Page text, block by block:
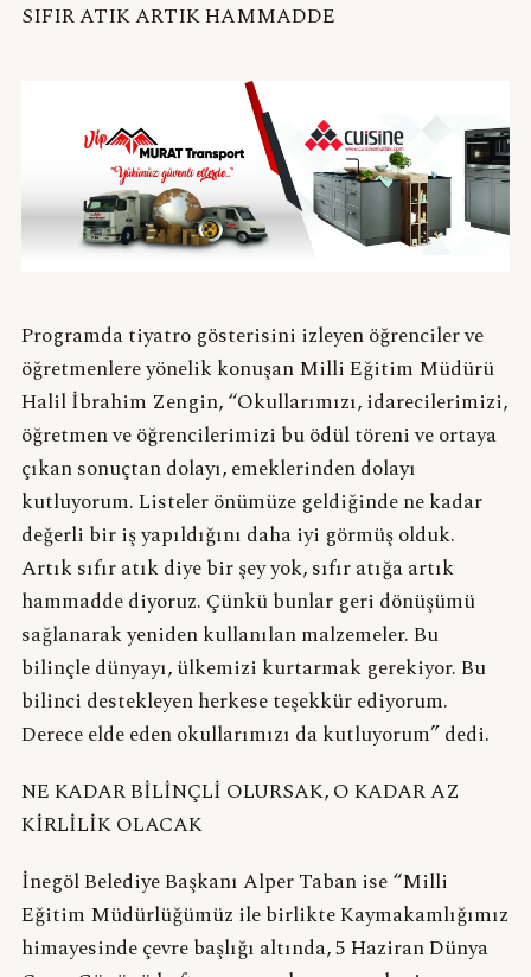
SIFIR ATIK ARTIK HAMMADDE
Programda tiyatro gösterisini izleyen öğrenciler ve
öğretmenlere yönelik konuşan Milli Eğitim Müdürü
Halil İbrahim Zengin, “Okullarımızı, idarecilerimizi,
öğretmen ve öğrencilerimizi bu ödül töreni ve ortaya
çıkan sonuçtan dolayı, emeklerinden dolayı
kutluyorum. Listeler önümüze geldiğinde ne kadar
değerli bir iş yapıldığını daha iyi görmüş olduk.
Artık sıfır atık diye bir şey yok, sıfır atığa artık
hammadde diyoruz. Çünkü bunlar geri dönüşümü
sağlanarak yeniden kullanılan malzemeler. Bu
bilinçle dünyayı, ülkemizi kurtarmak gerekiyor. Bu
bilinci destekleyen herkese teşekkür ediyorum.
Derece elde eden okullarımızı da kutluyorum” dedi.
NE KADAR BİLİNÇLİ OLURSAK, O KADAR AZ
KİRLİLİK OLACAK
İnegöl Belediye Başkanı Alper Taban ise “Milli
Eğitim Müdürlüğümüz ile birlikte Kaymakamlığımız
himayesinde çevre başlığı altında, 5 Haziran Dünya